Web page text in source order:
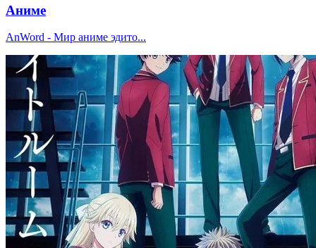
Аниме
AnWord - Мир аниме эдито...